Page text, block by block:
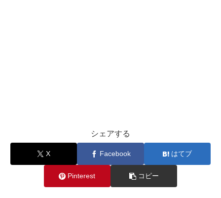
シェアする
X Facebook はてブ
Pinterest コピー